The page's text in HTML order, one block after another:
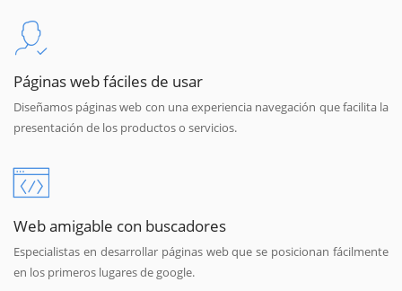
Páginas web fáciles de usar
Diseñamos páginas web con una experiencia navegación que facilita la
presentación de los productos o servicios.
Web amigable con buscadores
Especialistas en desarrollar páginas web que se posicionan fácilmente
en los primeros lugares de google.